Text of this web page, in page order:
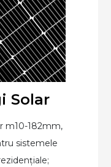
Solar
m10-182mm,
sistemele